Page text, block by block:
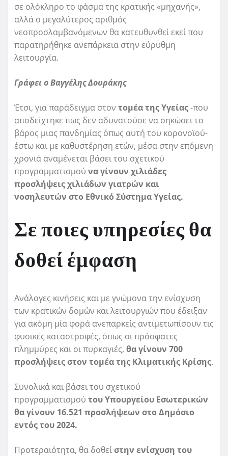
σε ολόκληρο το φάσμα της κρατικής «μηχανής»,
αλλά ο μεγαλύτερος αριθμός
νεοπροσλαμβανόμενων θα κατευθυνθεί εκεί που
παρατηρήθηκε ανεπάρκεια στην εύρυθμη
λειτουργία.
Γράφει ο Βαγγέλης Δουράκης
Έτσι, για παράδειγμα στον τομέα της Υγείας-που
αποδείχτηκε πως δεν αδυνατούσε να σηκώσει το
βάρος μιας πανδημίας όπως αυτή του κορονοϊού-
έστω και με καθυστέρηση ετών, μέσα στην επόμενη
χρονιά αναμένεται βάσει του σχετικού
προγραμματισμού να γίνουν χιλιάδες
προσλήψεις χιλιάδων γιατρών και
νοσηλευτών στο Εθνικό Σύστημα Υγείας.
Σε ποιες υπηρεσίες θα
δοθεί έμφαση
Ανάλογες κινήσεις και με γνώμονα την ενίσχυση
των κρατικών δομών και λειτουργιών που έδειξαν
για ακόμη μία φορά ανεπαρκείς αντιμετωπίσουν τις
φυσικές καταστροφές, όπως οι πρόσφατες
πλημμύρες και οι πυρκαγιές, θα γίνουν 700
προσλήψειςστον τομέα της Κλιματικής Κρίσης.
Συνολικά και βάσει του σχετικού
προγραμματισμού του Υπουργείου Εσωτερικών
θα γίνουν 16.521 προσλήψεων στο Δημόσιο
εντός του 2024.
Προτεραιότητα, θα δοθείστην ενίσχυση του